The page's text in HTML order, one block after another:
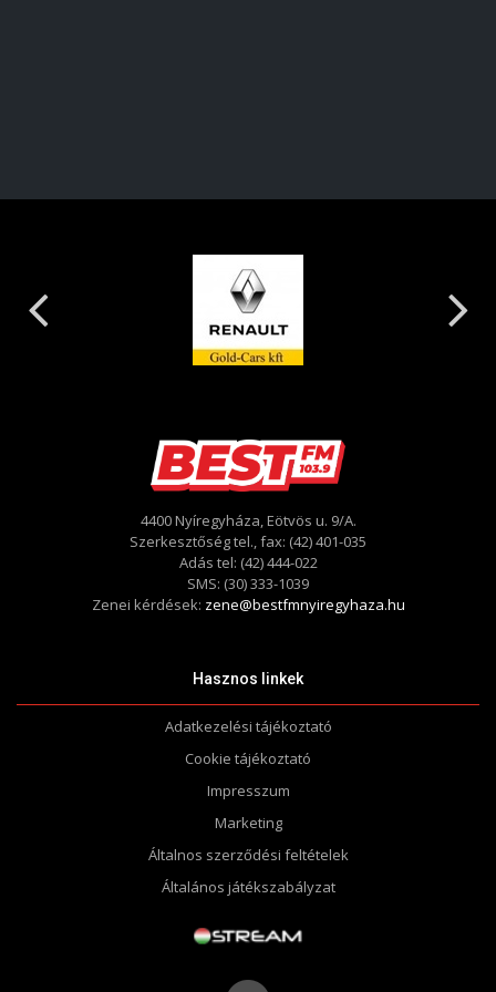
4400 Nyíregyháza, Eötvös u. 9/A.
Szerkesztőség tel., fax: (42) 401-035
Adás tel: (42) 444-022
SMS: (30) 333-1039
Zenei kérdések: zene@bestfmnyiregyhaza.hu
Hasznos linkek
Adatkezelési tájékoztató
Cookie tájékoztató
Impresszum
Marketing
Általnos szerződési feltételek
Általános játékszabályzat